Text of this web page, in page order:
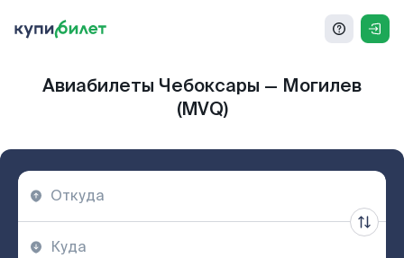
Авиабилеты Чебоксары — Могилев
(MVQ)